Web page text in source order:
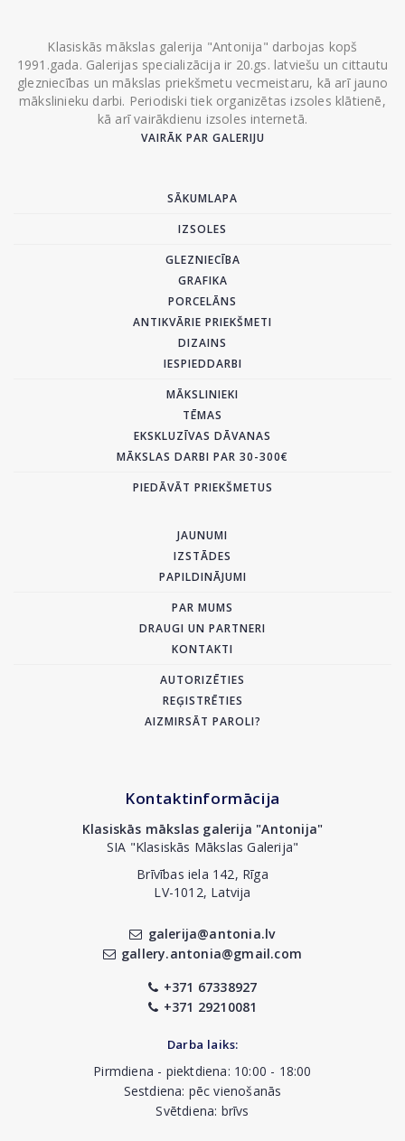
Klasiskās mākslas galerija "Antonija" darbojas kopš
1991.gada. Galerijas specializācija ir 20.gs. latviešu un cittautu
glezniecības un mākslas priekšmetu vecmeistaru, kā arī jauno
mākslinieku darbi. Periodiski tiek organizētas izsoles klātienē,
kā arī vairākdienu izsoles internetā.
VAIRĀK PAR GALERIJU
SĀKUMLAPA
IZSOLES
GLEZNIECĪBA
GRAFIKA
PORCELĀNS
ANTIKVĀRIE PRIEKŠMETI
DIZAINS
IESPIEDDARBI
MĀKSLINIEKI
TĒMAS
EKSKLUZĪVAS DĀVANAS
MĀKSLAS DARBI PAR 30-300€
PIEDĀVĀT PRIEKŠMETUS
JAUNUMI
IZSTĀDES
PAPILDINĀJUMI
PAR MUMS
DRAUGI UN PARTNERI
KONTAKTI
AUTORIZĒTIES
REĢISTRĒTIES
AIZMIRSĀT PAROLI?
Kontaktinformācija
Klasiskās mākslas galerija "Antonija"
SIA "Klasiskās Mākslas Galerija"
Brīvības iela 142, Rīga
LV-1012, Latvija
galerija@antonia.lv
gallery.antonia@gmail.com
+371 67338927
+371 29210081
Darba laiks:
Pirmdiena - piektdiena: 10:00 - 18:00
Sestdiena: pēc vienošanās
Svētdiena: brīvs